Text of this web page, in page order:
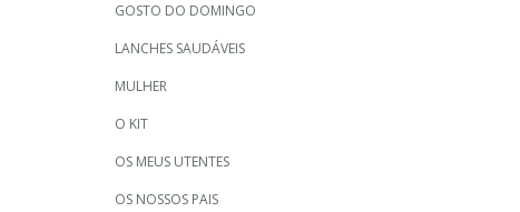
GOSTO DO DOMINGO
LANCHES SAUDÁVEIS
MULHER
O KIT
OS MEUS UTENTES
OS NOSSOS PAIS